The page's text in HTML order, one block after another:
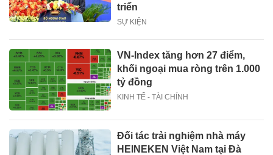
triển
SỰ KIỆN
VN-Index tăng hơn 27 điểm,
khối ngoại mua ròng trên 1.000
tỷ đồng
KINH TẾ - TÀI CHÍNH
Đối tác trải nghiệm nhà máy
HEINEKEN Việt Nam tại Đà